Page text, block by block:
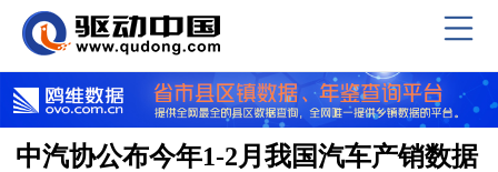
中汽协公布今年1-2月我国汽车产销数据